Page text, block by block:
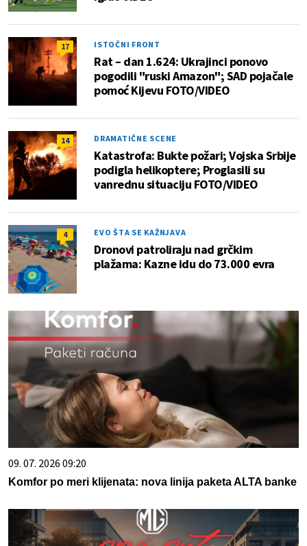
17 ISTOČNI FRONT
Rat – dan 1.624: Ukrajinci ponovo
pogodili "ruski Amazon"; SAD pojačale
pomoć Kijevu FOTO/VIDEO
14 DRAMATIČNE SCENE
Katastrofa: Bukte požari; Vojska Srbije
podigla helikoptere; Proglasili su
vanrednu situaciju FOTO/VIDEO
4 EVO ŠTA SE KAŽNJAVA
Dronovi patroliraju nad grčkim
plažama: Kazne idu do 73.000 evra
09. 07. 2026 09:20
Komfor po meri klijenata: nova linija paketa ALTA banke